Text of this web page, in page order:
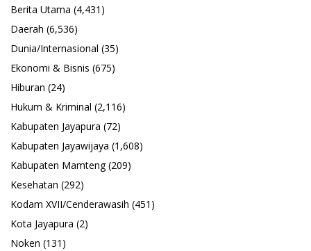
Berita Utama (4,431)
Daerah (6,536)
Dunia/Internasional (35)
Ekonomi & Bisnis (675)
Hiburan (24)
Hukum & Kriminal (2,116)
Kabupaten Jayapura (72)
Kabupaten Jayawijaya (1,608)
Kabupaten Mamteng(209)
Kesehatan (292)
Kodam XVII/Cenderawasih (451)
Kota Jayapura (2)
Noken (131)